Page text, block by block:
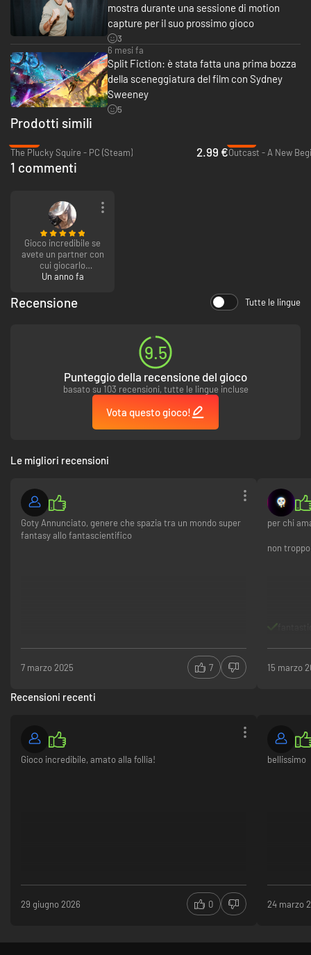
mostra durante una sessione di motion
capture per il suo prossimo gioco
3
6 mesi fa
Split Fiction: è stata fatta una prima bozza
della sceneggiatura del film con Sydney
Sweeney
5
Prodotti simili
The Plucky Squire - PC (Steam)
2.99 €Outcast - A New
1 commenti
Gioco incredibile se
avete un partner con
cui giocarlo
compratelo
Un anno fa
Recensione Tutte le lingue
9.5
Punteggio della recensione del gioco
basato su 103 recensioni, tutte le lingue incluse
Vota questo gioco!
Le migliori recensioni
Goty Annunciato, genere che spazia tra un mondo super
fantasy allo fantascientifico
7 marzo 2025 7
per chi
non
15 marzo
Recensioni recenti
Gioco incredibile, amato alla follia!
29 giugno 2026 0
bellissimo
24 marzo